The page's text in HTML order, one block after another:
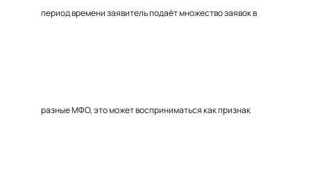
период времени заявитель подаёт множество заявок в
разные МФО, это может восприниматься как признак